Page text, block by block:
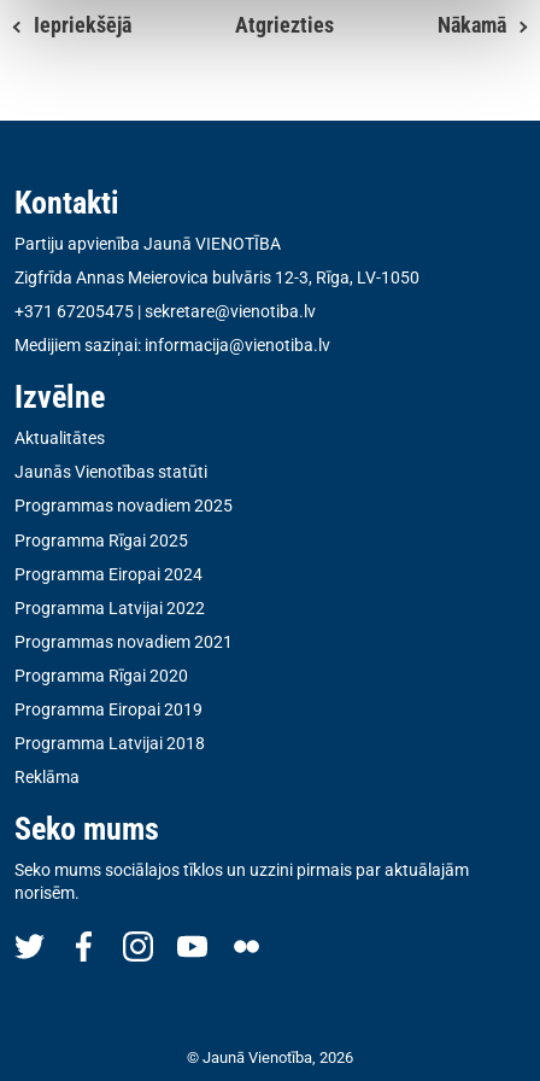
Iepriekšējā Atgriezties Nākamā
Kontakti
Partiju apvienība Jaunā VIENOTĪBA
Zigfrīda Annas Meierovica bulvāris 12-3, Rīga, LV-1050
+371 67205475 |sekretare@vienotiba.lv
Medijiem saziņai: informacija@vienotiba.lv
Izvēlne
Aktualitātes
Jaunās Vienotības statūti
Programmas novadiem 2025
Programma Rīgai 2025
Programma Eiropai 2024
Programma Latvijai 2022
Programmas novadiem 2021
Programma Rīgai 2020
Programma Eiropai 2019
Programma Latvijai 2018
Reklāma
Seko mums
Seko mums sociālajos tīklos un uzzini pirmais par aktuālajām
norisēm.
© Jaunā Vienotība, 2026